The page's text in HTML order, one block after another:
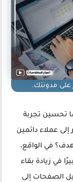
على مدونتك.
تحسين تجربة
عملاء دائمين
في الواقع،
في زيادة بقاء
الصفحات إلى